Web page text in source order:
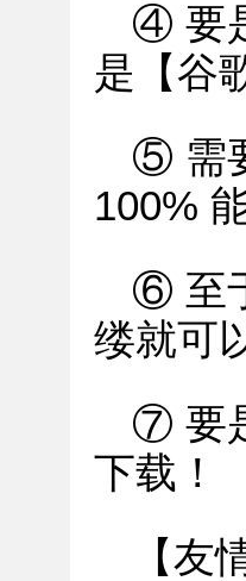
④ 要
是【谷
⑤ 需
100%
⑥ 至
缕就可
⑦ 要
下载！
【友